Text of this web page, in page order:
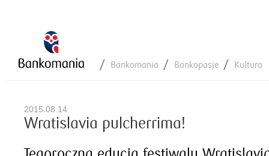
Bankomania Bankopasje Kultura
2015.08.14
Wratislavia pulcherrima!